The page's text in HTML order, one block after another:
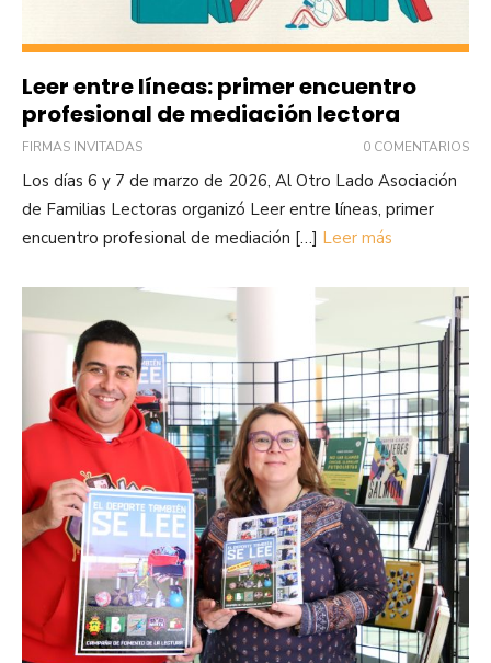
Leer entre líneas: primer encuentro
profesional de mediación lectora
FIRMAS INVITADAS 0 COMENTARIOS
Los días 6 y 7 de marzo de 2026, Al Otro Lado Asociación
de Familias Lectoras organizó Leer entre líneas, primer
encuentro profesional de mediación […] Leer más